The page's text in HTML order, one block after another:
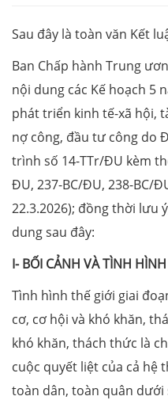
Sau đây là toàn văn Kết
Ban Chấp hành Trung
nội dung các Kế hoạch 5
phát triển kinh tế-xã hội,
nợ công, đầu tư công do
trình số 14-TTr/ĐU kèm
ĐU, 237-BC/ĐU, 238-BC/
22.3.2026); đồng thời lưu
dung sau đây:
I- BỐI CẢNH VÀ TÌNH
Tình hình thế giới giai
cơ, cơ hội và khó khăn,
khó khăn, thách thức là
cuộc quyết liệt của cả hệ
toàn dân, toàn quân